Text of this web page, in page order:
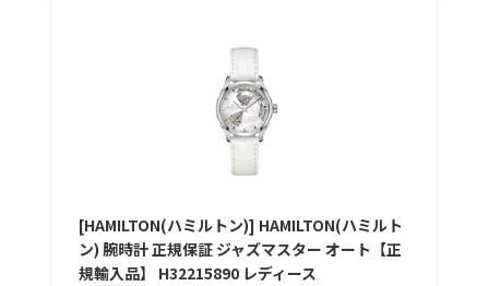
[HAMILTON(ハミルトン)] HAMILTON(ハミルト
ン) 腕時計 正規保証 ジャズマスター オート【正
規輸入品】 H32215890 レディース